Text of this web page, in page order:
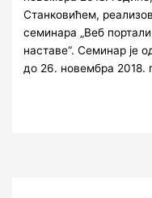
Станковићем,
семинара „Веб
наставе“. Семинар је
до 26. новембра 2018.